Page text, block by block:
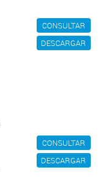
CONSULTAR
DESCARGAR
CONSULTAR
DESCARGAR